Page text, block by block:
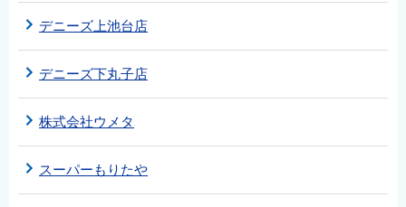
デニーズ上池台店
デニーズ下丸子店
株式会社ウメタ
スーパーもりたや